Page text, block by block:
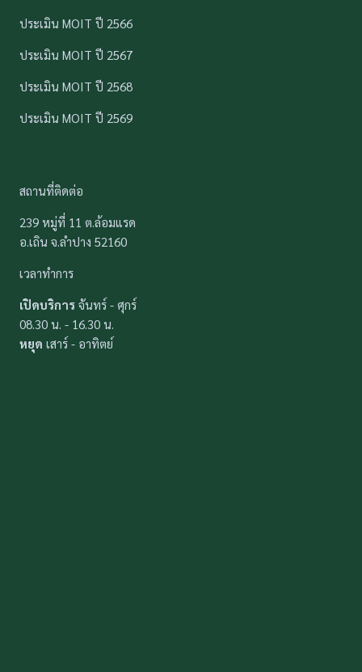
ประเมิน MOIT ปี 2566
ประเมิน MOIT ปี 2567
ประเมิน MOIT ปี 2568
ประเมิน MOIT ปี 2569
สถานที่ติดต่อ
239 หมู่ที่ 11 ต.ล้อมแรด
อ.เถิน จ.ลำปาง 52160
เวลาทำการ
เปิดบริการ จันทร์ - ศุกร์
08.30 น. - 16.30 น.
หยุด เสาร์ - อาทิตย์